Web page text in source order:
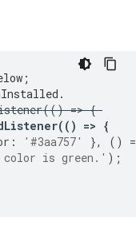
(() => {
(() => {
: '#3aa757' }, ()
=
color is green.' );